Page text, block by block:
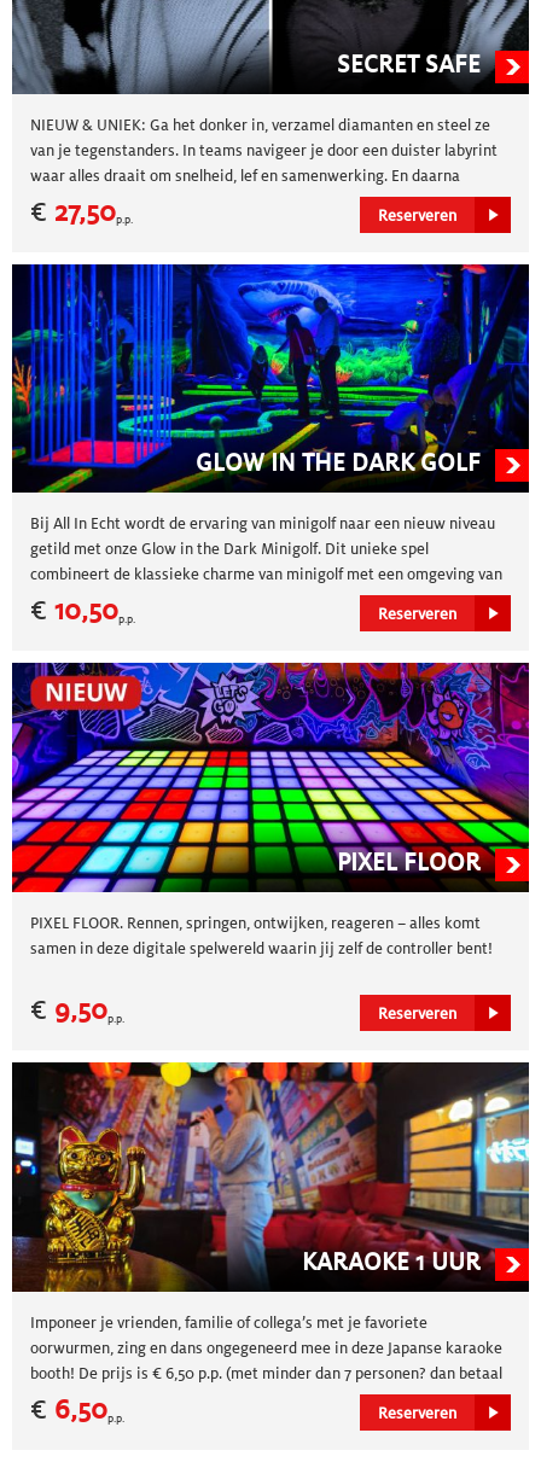
SECRET SAFE
NIEUW & UNIEK: Ga het donker in, verzamel diamanten en steel ze
van je tegenstanders. In teams navigeer je door een duister labyrint
waar alles draait om snelheid, lef en samenwerking. En daarna
keihard lachen bij het terugkijken van de beelden.
€ 27,50p.p. Reserveren
GLOW IN THE DARK GOLF
Bij All In Echt wordt de ervaring van minigolf naar een nieuw niveau
getild met onze Glow in the Dark Minigolf. Dit unieke spel
combineert de klassieke charme van minigolf met een omgeving van
fluorescerende kleuren en lichteffecten. Glow in the Dark Midgetgolf
bij All In Echt biedt een formele en toch boeiende ervaring voor
€ 10,50p.p. Reserveren
PIXEL FLOOR
PIXEL FLOOR. Rennen, springen, ontwijken, reageren – alles komt
samen in deze digitale spelwereld waarin jij zelf de controller bent!
€ 9,50p.p. Reserveren
KARAOKE 1 UUR
Imponeer je vrienden, familie of collega’s met je favoriete
oorwurmen, zing en dans ongegeneerd mee in deze Japanse karaoke
booth! De prijs is € 6,50 p.p. (met minder dan 7 personen? dan betaal
je 39,50 per uur voor de ruimte).
€ 6,50p.p. Reserveren